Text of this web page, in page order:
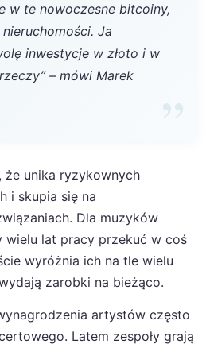
w te nowoczesne bitcoiny,
Ja
inwestycje w złoto i w
– mówi Marek
że unika ryzykownych
i skupia się na
Dla muzyków
wielu lat pracy przekuć w coś
wyróżnia ich na tle wielu
zarobki na bieżąco.
artystów często
Latem zespoły grają